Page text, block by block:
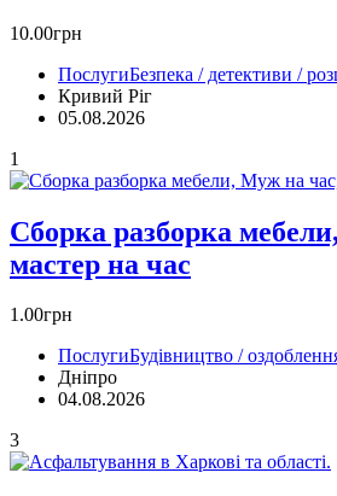
10.00грн
ПослугиБезпека / детективи /
Кривий Ріг‎
05.08.2026
1
Сборка разборка
мастер на час
1.00грн
ПослугиБудівництво /
Дніпро
04.08.2026
3